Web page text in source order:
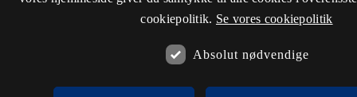
cookiepolitik. Se vores cookiepolitik
Absolut nødvendige